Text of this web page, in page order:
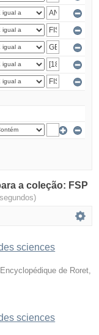
a coleção: FSP
sciences
Encyclopédique de Roret
sciences